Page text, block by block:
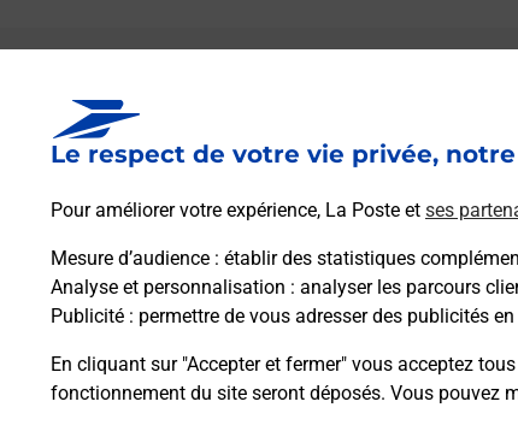
Le respect de votre vie privée,
Pour améliorer votre expérience, La Poste et ses
Mesure d’audience : établir des statistiques
Analyse et personnalisation : analyser les parcours
Publicité : permettre de vous adresser des publicités
En cliquant sur "Accepter et fermer" vous acceptez
fonctionnement du site seront déposés. Vous
Boîte aux lettres La Poste
Collecte du courrier aujourd'hui à 09h00
3 Le Magnoux
Itinéraire